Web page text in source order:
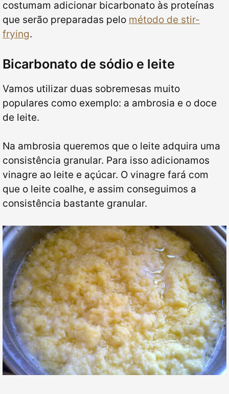
costumam adicionar bicarbonato às proteínas
que serão preparadas pelo método de stir-
frying.
Bicarbonato de sódio e leite
Vamos utilizar duas sobremesas muito
populares como exemplo: a ambrosia e o doce
de leite.
Na ambrosia queremos que o leite adquira uma
consistência granular. Para isso adicionamos
vinagre ao leite e açúcar. O vinagre fará com
que o leite coalhe, e assim conseguimos a
consistência bastante granular.